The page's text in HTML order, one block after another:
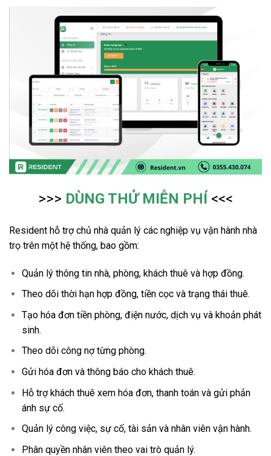
>>> DÙNG THỬ MIỄN PHÍ <<<
Resident hỗ trợ chủ nhà quản lý các nghiệp vụ vận hành nhà
trọ trên một hệ thống, bao gồm:
Quản lý thông tin nhà, phòng, khách thuê và hợp đồng.
Theo dõi thời hạn hợp đồng, tiền cọc và trạng thái thuê.
Tạo hóa đơn tiền phòng, điện nước, dịch vụ và khoản phát
sinh.
Theo dõi công nợ từng phòng.
Gửi hóa đơn và thông báo cho khách thuê.
Hỗ trợ khách thuê xem hóa đơn, thanh toán và gửi phản
ánh sự cố.
Quản lý công việc, sự cố, tài sản và nhân viên vận hành.
Phân quyền nhân viên theo vai trò quản lý.